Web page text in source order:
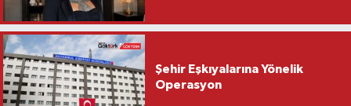
Şehir Eşkıyalarına Yönelik
Operasyon